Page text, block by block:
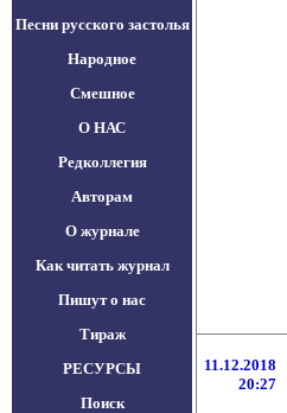
Песни русского застолья
Народное
Смешное
О НАС
Редколлегия
Авторам
О журнале
Как читать журнал
Пишут о нас
Тираж
РЕСУРСЫ
Поиск
11.12.2018
20:27